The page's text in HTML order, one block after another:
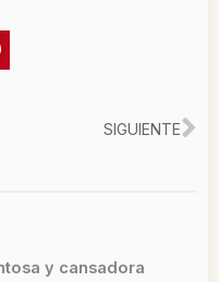
SIGUIENTE
y cansadora